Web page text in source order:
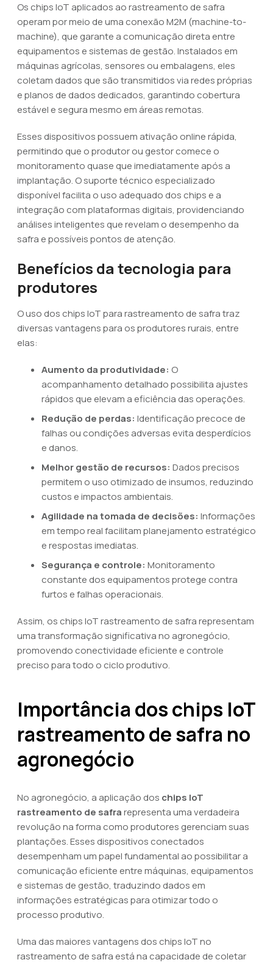
Os chips IoT aplicados ao rastreamento de safra
operam por meio de uma conexão M2M (machine-to-
machine), que garante a comunicação direta entre
equipamentos e sistemas de gestão. Instalados em
máquinas agrícolas, sensores ou embalagens, eles
coletam dados que são transmitidos via redes próprias
e planos de dados dedicados, garantindo cobertura
estável e segura mesmo em áreas remotas.
Esses dispositivos possuem ativação online rápida,
permitindo que o produtor ou gestor comece o
monitoramento quase que imediatamente após a
implantação. O suporte técnico especializado
disponível facilita o uso adequado dos chips e a
integração com plataformas digitais, providenciando
análises inteligentes que revelam o desempenho da
safra e possíveis pontos de atenção.
Benefícios da tecnologia para
produtores
O uso dos chips IoT para rastreamento de safra traz
diversas vantagens para os produtores rurais, entre
elas:
Aumento da produtividade: O
acompanhamento detalhado possibilita ajustes
rápidos que elevam a eficiência das operações.
Redução de perdas: Identificação precoce de
falhas ou condições adversas evita desperdícios
e danos.
Melhor gestão de recursos: Dados precisos
permitem o uso otimizado de insumos, reduzindo
custos e impactos ambientais.
Agilidade na tomada de decisões: Informações
em tempo real facilitam planejamento estratégico
e respostas imediatas.
Segurança e controle: Monitoramento
constante dos equipamentos protege contra
furtos e falhas operacionais.
Assim, os chips IoT rastreamento de safra representam
uma transformação significativa no agronegócio,
promovendo conectividade eficiente e controle
preciso para todo o ciclo produtivo.
Importância dos chips IoT
rastreamento de safra no
agronegócio
No agronegócio, a aplicação dos chips IoT
rastreamento de safrarepresenta uma verdadeira
revolução na forma como produtores gerenciam suas
plantações. Esses dispositivos conectados
desempenham um papel fundamental ao possibilitar a
comunicação eficiente entre máquinas, equipamentos
e sistemas de gestão, traduzindo dados em
informações estratégicas para otimizar todo o
processo produtivo.
Uma das maiores vantagens dos chips IoT no
rastreamento de safra está na capacidade de coletar